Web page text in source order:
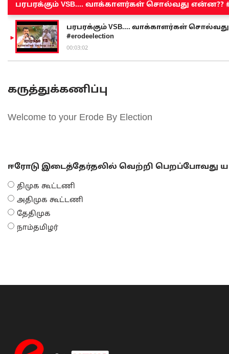
பரபரக்கும் VSB.... வாக்காளர்கள் சொல்வது என்ன??
பரபரக்கும் VSB.... வாக்காளர்கள் சொல்வது
#erodeelection
00:03:02
கருத்துக்கணிப்பு
Welcome to your Erode By Election
ஈரோடு இடைத்தேர்தலில் வெற்றி பெறப்போவது
திமுக கூட்டணி
அதிமுக கூட்டணி
தேதிமுக
நாம்தமிழர்